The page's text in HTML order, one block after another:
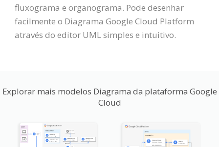
fluxograma e organograma. Pode desenhar
facilmente o Diagrama Google Cloud Platform
através do editor UML simples e intuitivo.
Explorar mais modelos Diagrama da plataforma Google
Cloud